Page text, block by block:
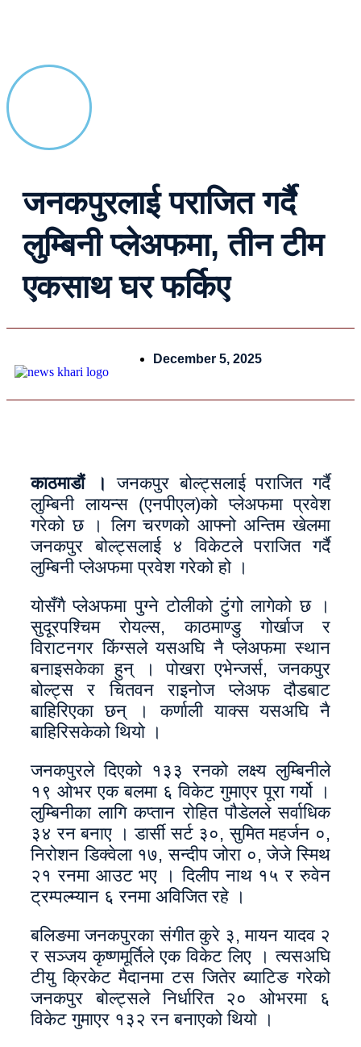
जनकपुरलाई पराजित गर्दै
लुम्बिनी प्लेअफमा, तीन टीम
एकसाथ घर फर्किए
December 5, 2025
काठमाडौं । जनकपुर बोल्ट्सलाई पराजित गर्दै
लुम्बिनी लायन्स (एनपीएल)को प्लेअफमा प्रवेश
गरेको छ । लिग चरणको आफ्नो अन्तिम खेलमा
जनकपुर बोल्ट्सलाई ४ विकेटले पराजित गर्दै
लुम्बिनी प्लेअफमा प्रवेश गरेको हो ।
योसँगै प्लेअफमा पुग्ने टोलीको टुंगो लागेको छ ।
सुदूरपश्चिम रोयल्स, काठमाण्डु गोर्खाज र
विराटनगर किंग्सले यसअघि नै प्लेअफमा स्थान
बनाइसकेका हुन् । पोखरा एभेन्जर्स, जनकपुर
बोल्ट्स र चितवन राइनोज प्लेअफ दौडबाट
बाहिरिएका छन् । कर्णाली याक्स यसअघि नै
बाहिरिसकेको थियो ।
जनकपुरले दिएको १३३ रनको लक्ष्य लुम्बिनीले
१९ ओभर एक बलमा ६ विकेट गुमाएर पूरा गर्यो ।
लुम्बिनीका लागि कप्तान रोहित पौडेलले सर्वाधिक
३४ रन बनाए । डार्सी सर्ट ३०, सुमित महर्जन ०,
निरोशन डिक्वेला १७, सन्दीप जोरा ०, जेजे स्मिथ
२१ रनमा आउट भए । दिलीप नाथ १५ र रुवेन
ट्रम्पल्म्यान ६ रनमा अविजित रहे ।
बलिङमा जनकपुरका संगीत कुरे ३, मायन यादव २
र सञ्जय कृष्णमूर्तिले एक विकेट लिए । त्यसअघि
टीयु क्रिकेट मैदानमा टस जितेर ब्याटिङ गरेको
जनकपुर बोल्ट्सले निर्धारित २० ओभरमा ६
विकेट गुमाएर १३२ रन बनाएको थियो ।